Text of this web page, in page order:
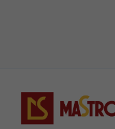
contenuto